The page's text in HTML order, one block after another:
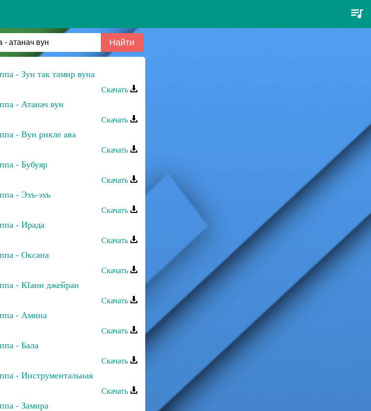
- Зун так тамир вуна
Скачать
- Атанач вун
Скачать
- Вун рикле ава
Скачать
- Бубуяр
Скачать
- Эхъ-эхъ
Скачать
- Ирада
Скачать
- Оксана
Скачать
- КIани джейран
Скачать
- Амина
Скачать
- Бала
Скачать
- Инструментальная
Скачать
- Замира